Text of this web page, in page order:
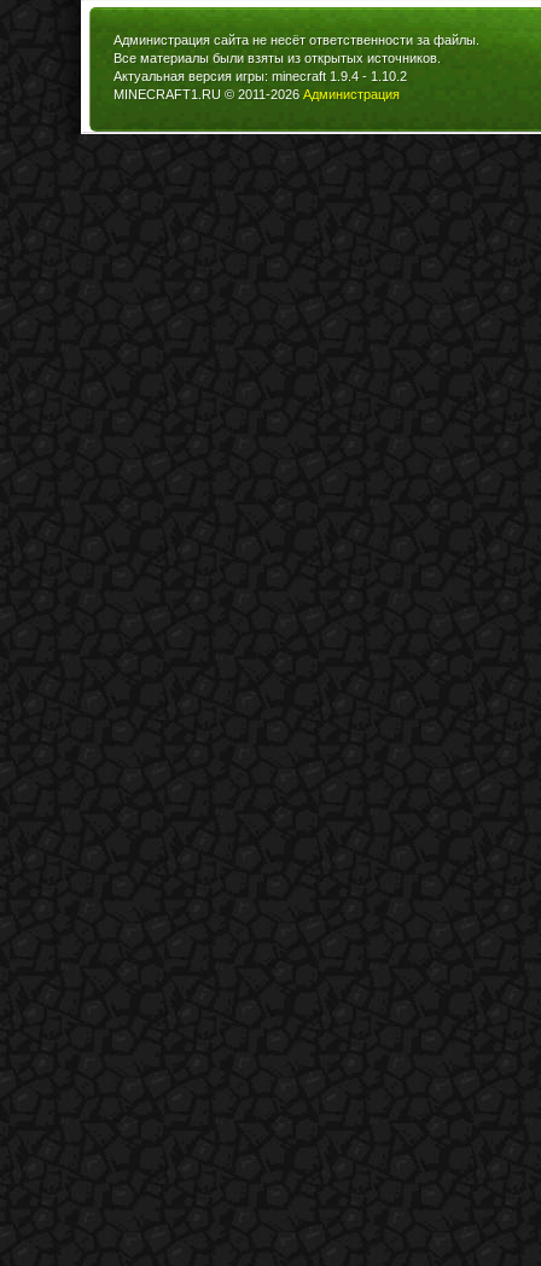
Администрация сайта не несёт ответственности за файлы.
Все материалы были взяты из открытых источников.
Актуальная версия игры: minecraft 1.9.4 - 1.10.2
MINECRAFT1.RU © 2011-2026 Администрация